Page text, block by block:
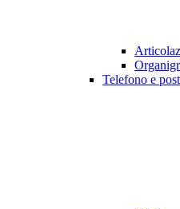
Telefono e